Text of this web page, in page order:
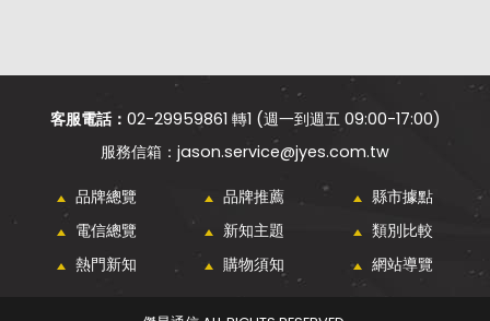
客服電話： 02-29959861 轉1 (週一到週五 09:00-17:00)
jason.service@jyes.com.tw
品牌總覽 品牌推薦
縣市據點
電信總覽
新知主題
類別比較
熱門新知
購物須知 網站導覽